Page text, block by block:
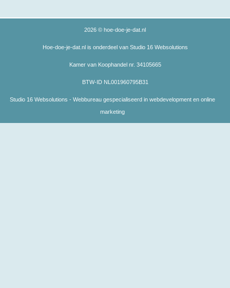
2026 © hoe-doe-je-dat.nl
Hoe-doe-je-dat.nl is onderdeel van Studio 16 Websolutions
Kamer van Koophandel nr. 34105665
BTW-ID NL001960795B31
Studio 16 Websolutions - Webbureau gespecialiseerd in webdevelopment en online
marketing